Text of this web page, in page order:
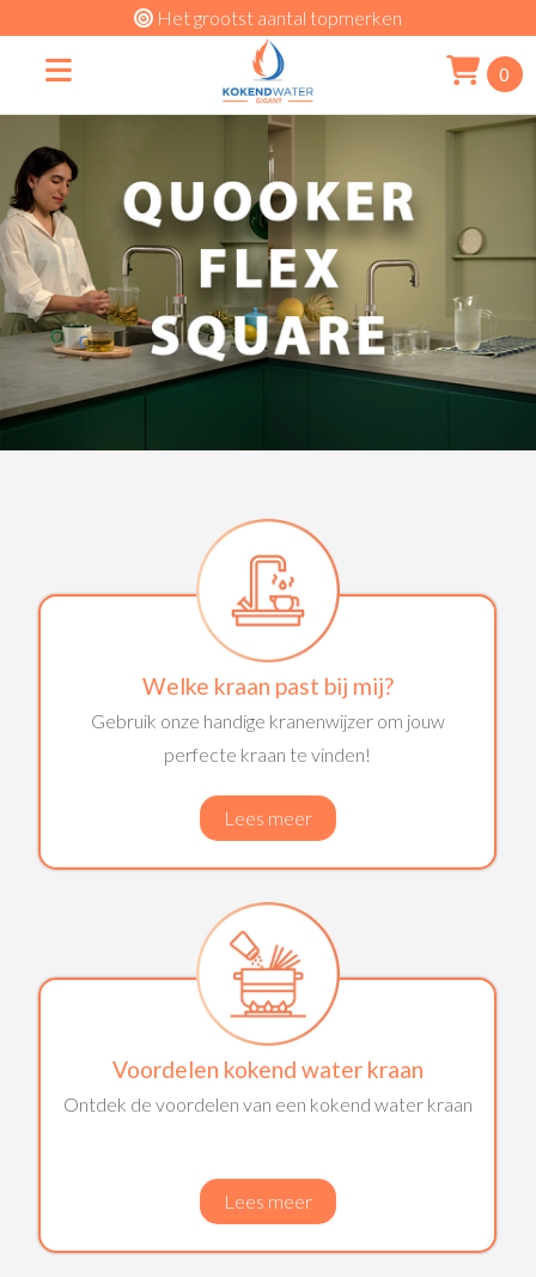
Het grootst aantal topmerken
0
Welke kraan past bij mij?
Gebruik onze handige kranenwijzer om jouw
perfecte kraan te vinden!
Lees meer
Voordelen kokend water kraan
Ontdek de voordelen van een kokend water kraan
Lees meer